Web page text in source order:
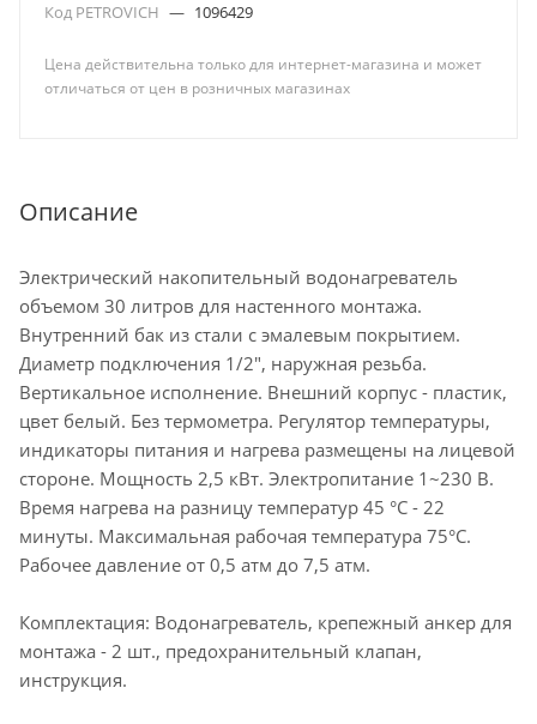
Код PETROVICH — 1096429
Цена действительна только для интернет-магазина и может
отличаться от цен в розничных магазинах
Описание
Электрический накопительный водонагреватель
объемом 30 литров для настенного монтажа.
Внутренний бак из стали с эмалевым покрытием.
Диаметр подключения 1/2", наружная резьба.
Вертикальное исполнение. Внешний корпус - пластик,
цвет белый. Без термометра. Регулятор температуры,
индикаторы питания и нагрева размещены на лицевой
стороне. Мощность 2,5 кВт. Электропитание 1~230 В.
Время нагрева на разницу температур 45 °C - 22
минуты. Максимальная рабочая температура 75°С.
Рабочее давление от 0,5 атм до 7,5 атм.
Комплектация: Водонагреватель, крепежный анкер для
монтажа - 2 шт., предохранительный клапан,
инструкция.